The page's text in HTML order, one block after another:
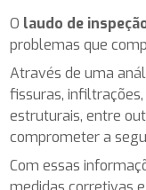
O laudo de
problemas que
Através de uma
fissuras,
estruturais, entre
comprometer a
Com essas